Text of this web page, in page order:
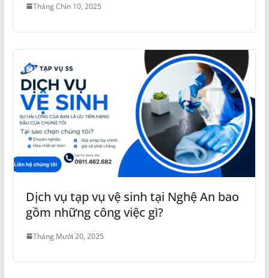
Tháng Chín 10, 2025
Dịch vụ tạp vụ vệ sinh tại Nghệ An bao
gồm những công việc gì?
Tháng Mười 20, 2025